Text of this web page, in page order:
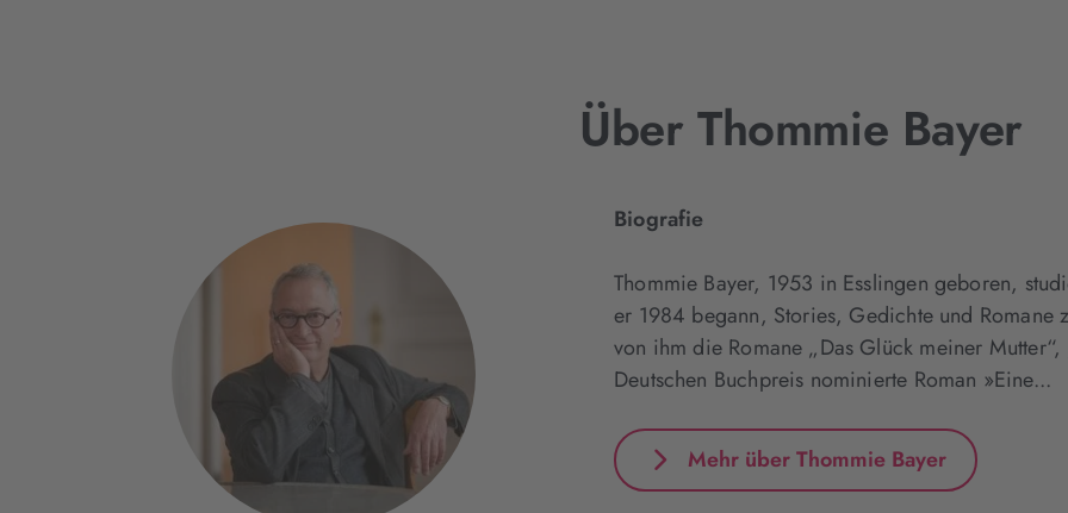
Über Thommie Bayer
Biografie
Thommie Bayer, 1953 in Esslingen geboren,
er 1984 begann, Stories, Gedichte und Romane
von ihm die Romane „Das Glück meiner
Deutschen Buchpreis nominierte Roman »Eine...
Mehr über Thommie Bayer